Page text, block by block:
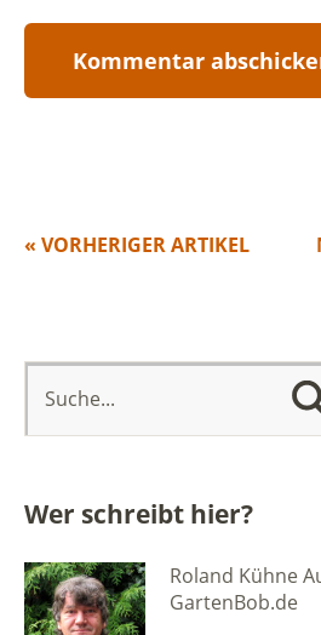
« VORHERIGER ARTIKEL
Wer schreibt hier?
Roland Kühne
GartenBob.de